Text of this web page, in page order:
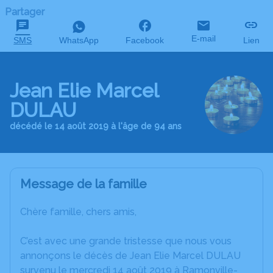
Partager
SMS WhatsApp Facebook E-mail Lien
Jean Elie Marcel
DULAU
décédé le 14 août 2019 à l'âge de 94 ans
Message de la famille
Chère famille, chers amis,
C’est avec une grande tristesse que nous vous
annonçons le décès de Jean Elie Marcel DULAU
survenu le mercredi 14 août 2019 à Ramonville-